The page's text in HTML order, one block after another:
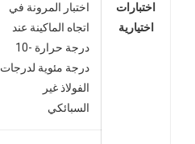
اختبارات
اختيارية
اختبار المرونة في
اتجاه الماكينة عند
درجة حرارة -10
درجة مئوية لدرجات
الفولاذ غير
السبائكي